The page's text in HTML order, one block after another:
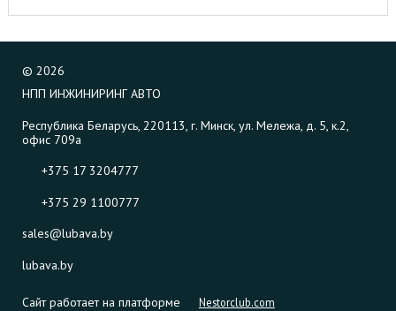
© 2026
НПП ИНЖИНИРИНГ АВТО
Республика Беларусь, 220113, г. Минск, ул. Мележа, д. 5, к.2,
офис 709а
+375 17 3204777
+375 29 1100777
sales@lubava.by
lubava.by
Сайт работает на платформе Nestorclub.com